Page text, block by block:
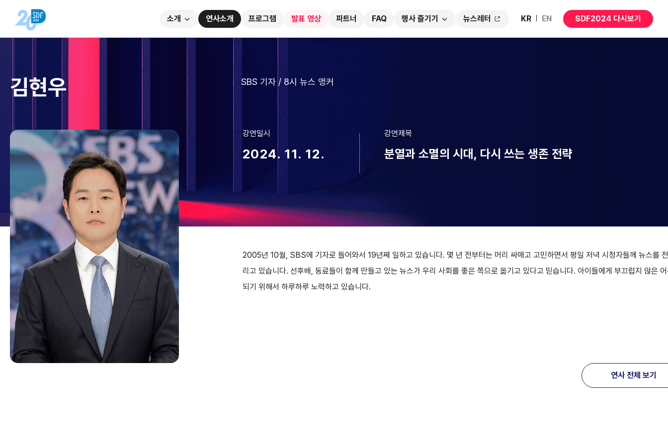
KR EN SDF2024 다시보기
소개 연사소개 프로그램 발표 영상 파트너 FAQ 행사 즐기기 뉴스레터
김현우 SBS 기자 / 8시 뉴스 앵커
강연일시
2024. 11. 12.
강연제목
분열과 소멸의 시대, 다시 쓰는 생존 전략
2005년 10월, SBS에 기자로 들어와서 19년째 일하고 있습니다. 몇 년 전부터는 머리 싸매고 고민하면서 평일 저녁 시청자들께 뉴스를
리고 있습니다. 선후배, 동료들이 함께 만들고 있는 뉴스가 우리 사회를 좋은 쪽으로 옮기고 있다고 믿습니다. 아이들에게 부끄럽지 않은
되기 위해서 하루하루 노력하고 있습니다.
연사 전체 보기